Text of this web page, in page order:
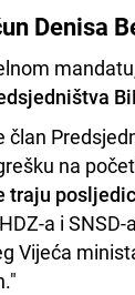
Denisa
član
na
traju
a i
Vijeća